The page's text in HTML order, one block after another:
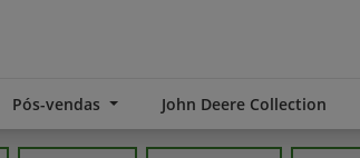
Pós-vendas John Deere Collection